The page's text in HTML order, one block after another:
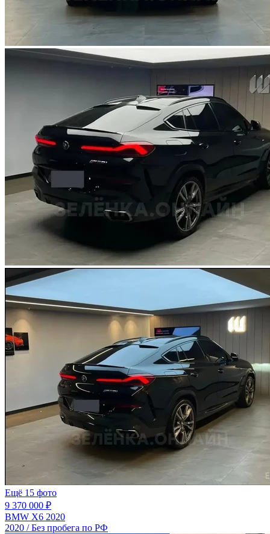
Ещё 15 фото
9 370 000 ₽
BMW X6 2020
2020 / Без пробега по РФ